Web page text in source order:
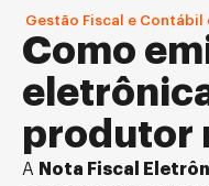
Gestão Fiscal e Contábil
Como
produtor
A Nota Fiscal